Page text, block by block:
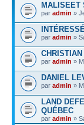
MALISEET
par admin »
par admin »
par admin »
DANIEL
par admin »
LAND
QUÉBEC
par admin »